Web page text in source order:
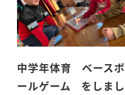
中学年体育 ベースボ
ールゲーム をしまし